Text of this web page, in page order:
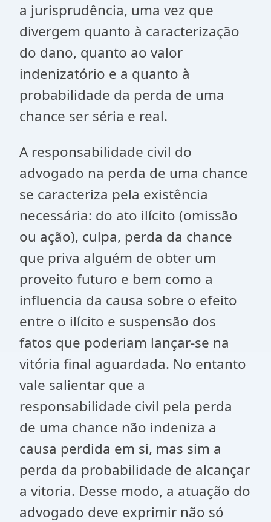
a jurisprudência, uma vez que
divergem quanto à caracterização
do dano, quanto ao valor
indenizatório e a quanto à
probabilidade da perda de uma
chance ser séria e real.
A responsabilidade civil do
advogado na perda de uma chance
se caracteriza pela existência
necessária: do ato ilícito (omissão
ou ação), culpa, perda da chance
que priva alguém de obter um
proveito futuro e bem como a
influencia da causa sobre o efeito
entre o ilícito e suspensão dos
fatos que poderiam lançar-se na
vitória final aguardada. No entanto
vale salientar que a
responsabilidade civil pela perda
de uma chance não indeniza a
causa perdida em si, mas sim a
perda da probabilidade de alcançar
a vitoria. Desse modo, a atuação do
advogado deve exprimir não só